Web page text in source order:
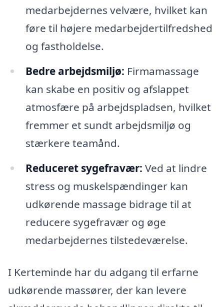
medarbejdernes velvære, hvilket kan
føre til højere medarbejdertilfredshed
og fastholdelse.
Bedre arbejdsmiljø: Firmamassage
kan skabe en positiv og afslappet
atmosfære på arbejdspladsen, hvilket
fremmer et sundt arbejdsmiljø og
stærkere teamånd.
Reduceret sygefravær: Ved at lindre
stress og muskelspændinger kan
udkørende massage bidrage til at
reducere sygefravær og øge
medarbejdernes tilstedeværelse.
I Kerteminde har du adgang til erfarne
udkørende massører, der kan levere